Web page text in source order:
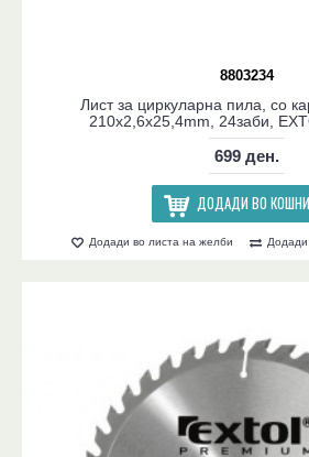
8803234
Лист за циркуларна пила, со
210x2,6x25,4mm, 24заби,
699 ден.
ДОДАДИ ВО
Додади во листа на желби Додади